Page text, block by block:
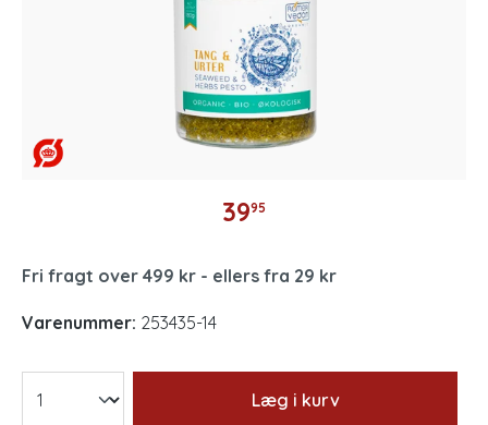
3995
Fri fragt over 499 kr - ellers fra 29 kr
Varenummer: 253435-14
Læg i kurv